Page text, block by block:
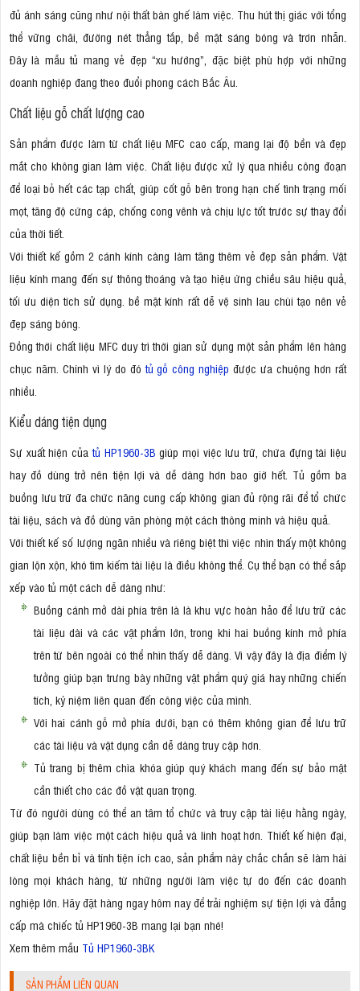
đủ ánh sáng cũng như nội thất bàn ghế làm việc. Thu hút thị giác với tổng
thể vững chãi, đường nét thẳng tắp, bề mặt sáng bóng và trơn nhẵn.
Đây là mẫu tủ mang vẻ đẹp “xu hướng”, đặc biệt phù hợp với những
doanh nghiệp đang theo đuổi phong cách Bắc Âu.
Chất liệu gỗ chất lượng cao
Sản phẩm được làm từ chất liệu MFC cao cấp, mang lại độ bền và đẹp
mắt cho không gian làm việc. Chất liệu được xử lý qua nhiều công đoạn
để loại bỏ hết các tạp chất, giúp cốt gỗ bên trong hạn chế tình trạng mối
mọt, tăng độ cứng cáp, chống cong vênh và chịu lực tốt trước sự thay đổi
của thời tiết.
Với thiết kế gồm 2 cánh kính càng làm tăng thêm vẻ đẹp sản phẩm. Vật
liệu kính mang đến sự thông thoáng và tạo hiệu ứng chiều sâu hiệu quả,
tối ưu diện tích sử dụng. bề mặt kính rất dễ vệ sinh lau chùi tạo nên vẻ
đẹp sáng bóng.
Đồng thời chất liệu MFC duy trì thời gian sử dụng một sản phẩm lên hàng
chục năm. Chính vì lý do đótủ gỗ công nghiệp được ưa chuộng hơn rất
nhiều.
Kiểu dáng tiện dụng
Sự xuất hiện củatủ HP1960-3B giúp mọi việc lưu trữ, chứa đựng tài liệu
hay đồ dùng trở nên tiện lợi và dễ dàng hơn bao giờ hết. Tủ gồm ba
buồng lưu trữ đa chức năng cung cấp không gian đủ rộng rãi để tổ chức
tài liệu, sách và đồ dùng văn phòng một cách thông minh và hiệu quả.
Với thiết kế số lượng ngăn nhiều và riêng biệt thì việc nhìn thấy một không
gian lộn xộn, khó tìm kiếm tài liệu là điều không thể. Cụ thể bạn có thể sắp
xếp vào tủ một cách dễ dàng như:
Buồng cánh mở dài phía trên là là khu vực hoàn hảo để lưu trữ các
tài liệu dài và các vật phẩm lớn, trong khi hai buồng kính mở phía
trên từ bên ngoài có thể nhìn thấy dễ dàng. Vì vậy đây là địa điểm lý
tưởng giúp bạn trưng bày những vật phẩm quý giá hay những chiến
tích, kỷ niệm liên quan đến công việc của mình.
Với hai cánh gỗ mở phía dưới, bạn có thêm không gian để lưu trữ
các tài liệu và vật dụng cần dễ dàng truy cập hơn.
Tủ trang bị thêm chìa khóa giúp quý khách mang đến sự bảo mật
cần thiết cho các đồ vật quan trọng.
Từ đó người dùng có thể an tâm tổ chức và truy cập tài liệu hằng ngày,
giúp bạn làm việc một cách hiệu quả và linh hoạt hơn. Thiết kế hiện đại,
chất liệu bền bỉ và tính tiện ích cao, sản phẩm này chắc chắn sẽ làm hài
lòng mọi khách hàng, từ những người làm việc tự do đến các doanh
nghiệp lớn. Hãy đặt hàng ngay hôm nay để trải nghiệm sự tiện lợi và đẳng
cấp mà chiếc tủ HP1960-3B mang lại bạn nhé!
Xem thêm mẫu Tủ HP1960-3BK
SẢN PHẨM LIÊN QUAN